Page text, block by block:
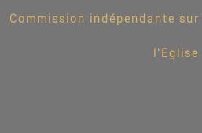
Commission indépendante
l'Eglise